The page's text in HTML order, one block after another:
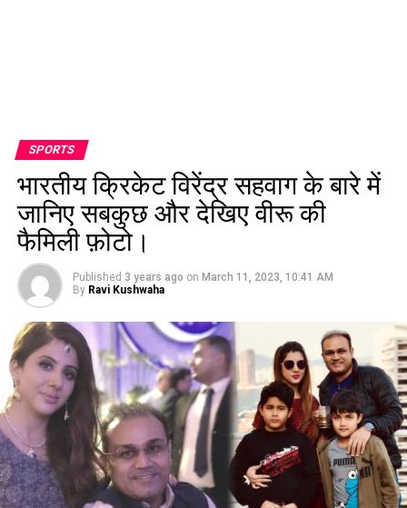
SPORTS
भारतीय क्रिकेट विरेंद्र सहवाग के बारे में
जानिए सबकुछ और देखिए वीरू की
फैमिली फ़ोटो।
Published 3 years ago on March 11, 2023, 10:41 AM
By Ravi Kushwaha